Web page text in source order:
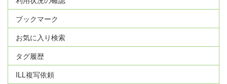
ブックマーク
お気に入り検索
タグ履歴
ILL複写依頼